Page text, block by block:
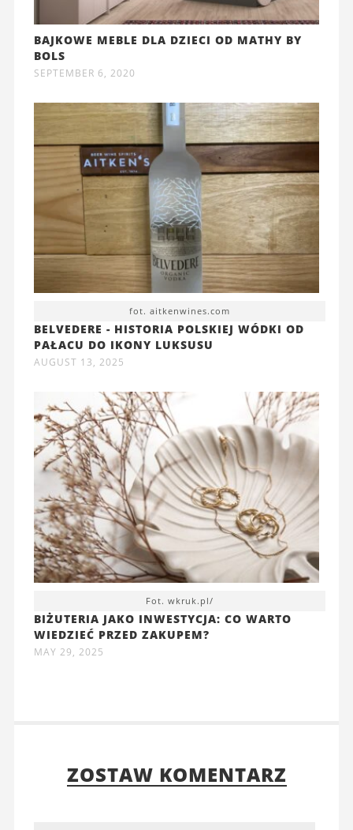
BAJKOWE MEBLE DLA DZIECI OD MATHY BY
BOLS
SEPTEMBER 6, 2020
fot. aitkenwines.com
BELVEDERE - HISTORIA POLSKIEJ WÓDKI OD
PAŁACU DO IKONY LUKSUSU
AUGUST 13, 2025
Fot. wkruk.pl/
BIŻUTERIA JAKO INWESTYCJA: CO WARTO
WIEDZIEĆ PRZED ZAKUPEM?
MAY 29, 2025
ZOSTAW KOMENTARZ